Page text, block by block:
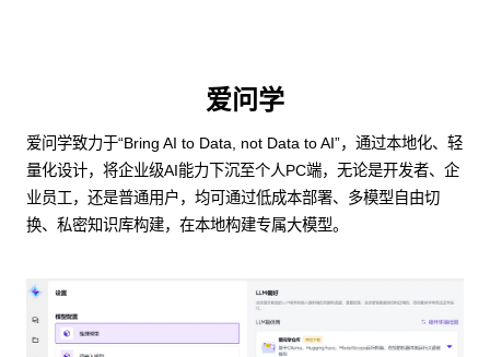
爱问学
爱问学致力于“Bring AI to Data, not Data to AI”，通过本地化、轻
量化设计，将企业级AI能力下沉至个人PC端，无论是开发者、企
业员工，还是普通用户，均可通过低成本部署、多模型自由切
换、私密知识库构建，在本地构建专属大模型。